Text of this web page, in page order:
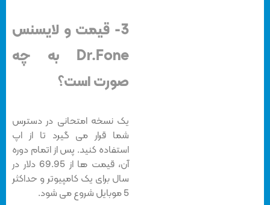
3- قیمت و لایسنس
Dr.Fone به چه
صورت است؟
یک نسخه امتحانی در دسترس
شما قرار می گیرد تا از اپ
استفاده کنید. پس از اتمام دوره
آن، قیمت ها از 69.95 دلار در
سال برای یک کامپیوتر و حداکثر